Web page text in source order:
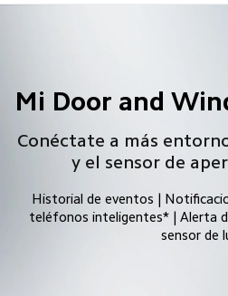
Mi Door and
Conéctate a más
y el sensor de
Historial de eventos |
teléfonos inteligentes* | Alerta
sensor de